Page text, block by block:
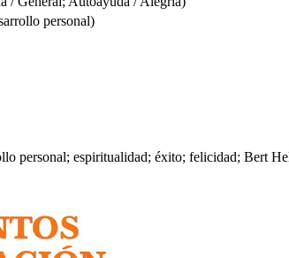
personal)
personal; espiritualidad; éxito; felicidad; Bert